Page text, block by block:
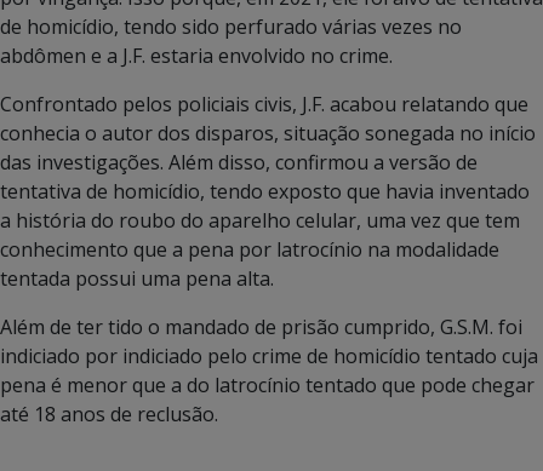
de homicídio, tendo sido perfurado várias vezes no
abdômen e a J.F. estaria envolvido no crime.
Confrontado pelos policiais civis, J.F. acabou relatando que
conhecia o autor dos disparos, situação sonegada no início
das investigações. Além disso, confirmou a versão de
tentativa de homicídio, tendo exposto que havia inventado
a história do roubo do aparelho celular, uma vez que tem
conhecimento que a pena por latrocínio na modalidade
tentada possui uma pena alta.
Além de ter tido o mandado de prisão cumprido, G.S.M. foi
indiciado por indiciado pelo crime de homicídio tentado cuja
pena é menor que a do latrocínio tentado que pode chegar
até 18 anos de reclusão.